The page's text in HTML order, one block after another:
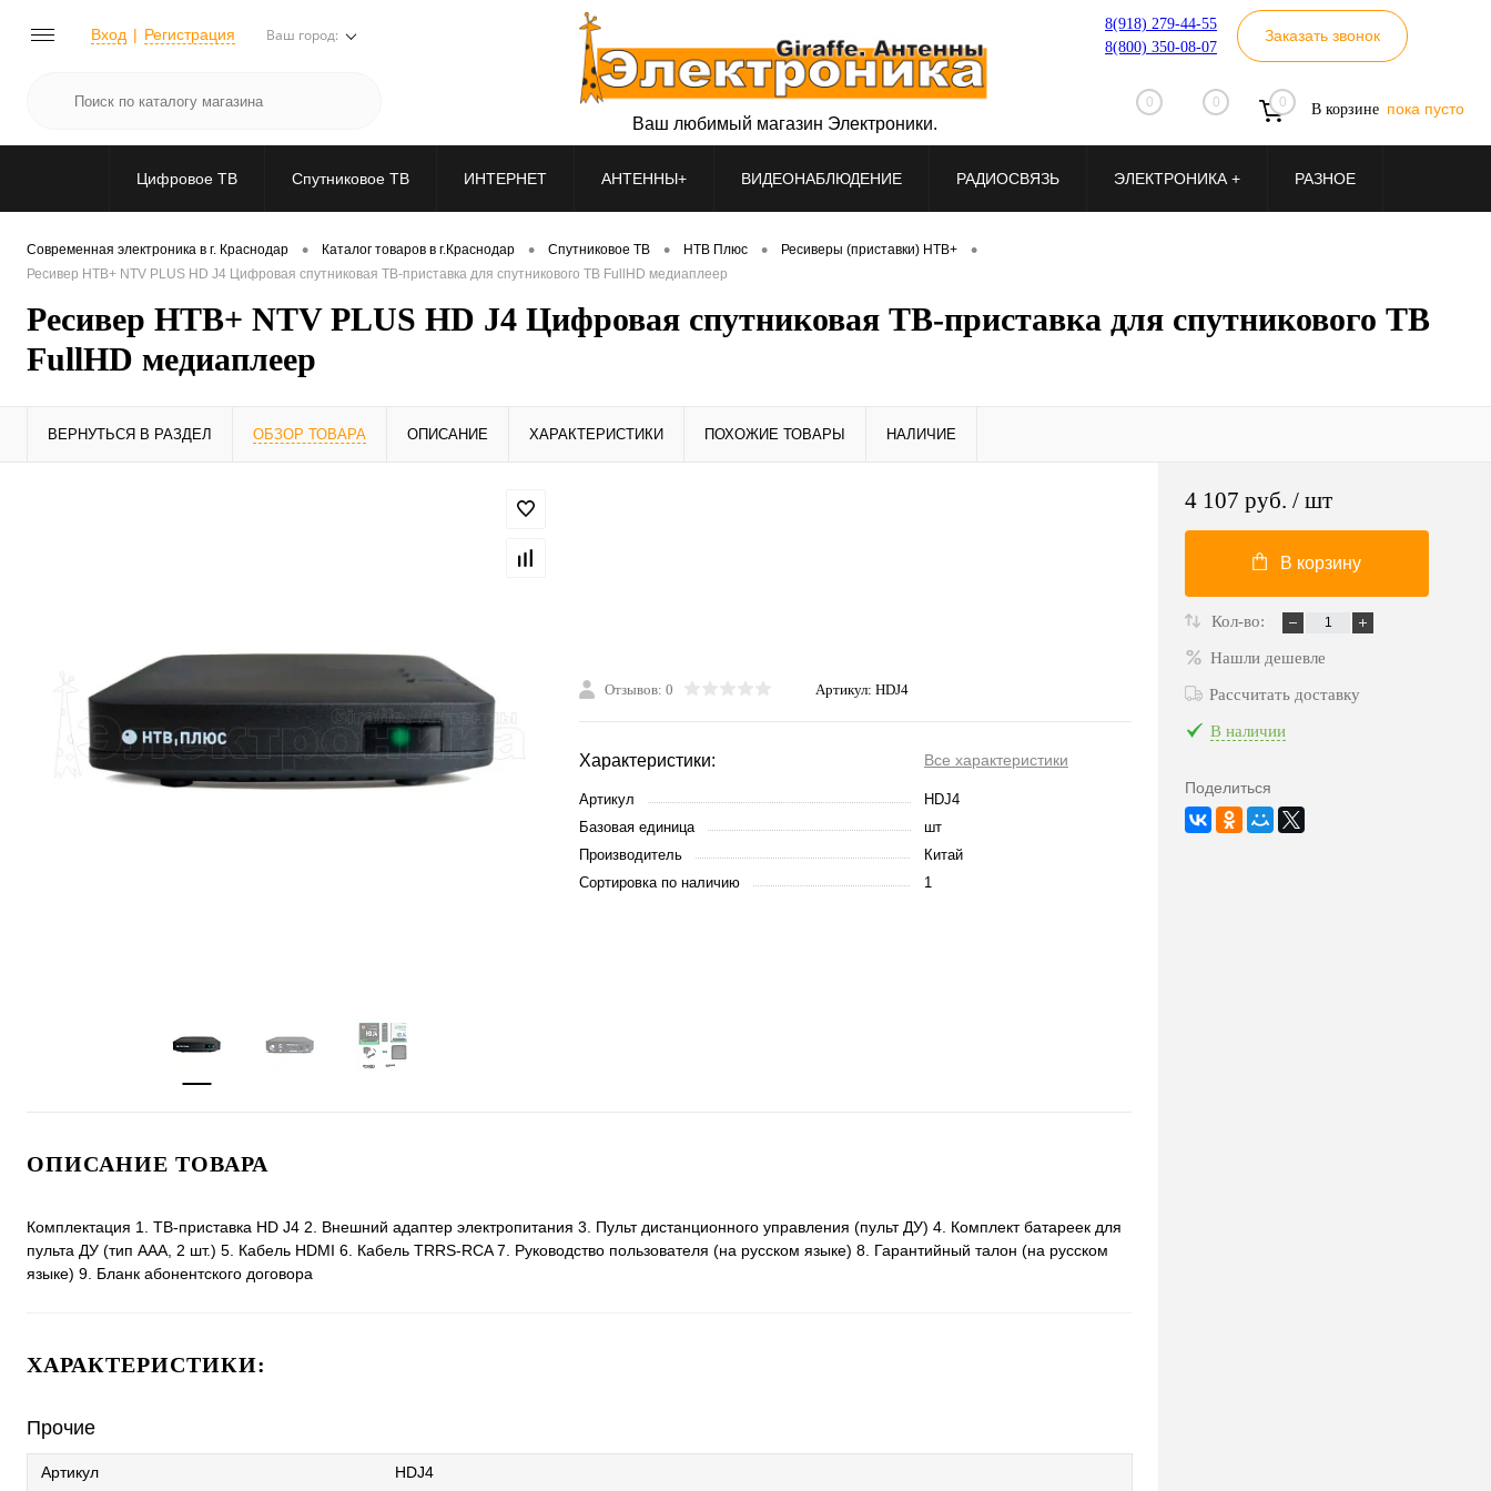
Вход Регистрация Ваш город:
8(918) 279-44-55
8(800) 350-08-07
Заказать звонок
0 0 0 В корзине пока пусто
Ваш любимый магазин Электроники.
Цифровое ТВ Спутниковое ТВ ИНТЕРНЕТ АНТЕННЫ+ ВИДЕОНАБЛЮДЕНИЕ РАДИОСВЯЗЬ ЭЛЕКТРОНИКА + РАЗНОЕ
Современная электроника в г. Краснодар • Каталог товаров в г.Краснодар • Спутниковое ТВ • НТВ Плюс • Ресиверы (приставки) НТВ+ •
Ресивер НТВ+ NTV PLUS HD J4 Цифровая спутниковая ТВ-приставка для спутникового ТВ FullHD медиаплеер
Ресивер НТВ+ NTV PLUS HD J4 Цифровая спутниковая ТВ-приставка для спутникового ТВ
FullHD медиаплеер
ВЕРНУТЬСЯ В РАЗДЕЛ ОБЗОР ТОВАРА ОПИСАНИЕ ХАРАКТЕРИСТИКИ ПОХОЖИЕ ТОВАРЫ НАЛИЧИЕ
Отзывов: 0 Артикул: HDJ4
Характеристики: Все характеристики
Артикул
HDJ4
Базовая единица
шт
Производитель
Китай
Сортировка по наличию
1
ОПИСАНИЕ ТОВАРА
Комплектация 1. ТВ-приставка HD J4 2. Внешний адаптер электропитания 3. Пульт дистанционного управления (пульт ДУ) 4. Комплект батареек для
пульта ДУ (тип AAA, 2 шт.) 5. Кабель HDMI 6. Кабель TRRS-RCA 7. Руководство пользователя (на русском языке) 8. Гарантийный талон (на русском
языке) 9. Бланк абонентского договора
ХАРАКТЕРИСТИКИ:
Прочие
Артикул HDJ4
4 107 руб. / шт
В корзину
Кол-во:
Нашли дешевле
Рассчитать доставку
В наличии
Поделиться